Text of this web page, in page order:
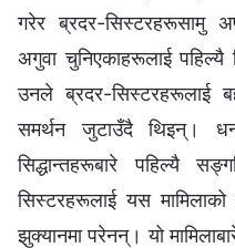
गरेर ब्रदर-सिस्टरहरूसामु
अगुवा चुनिएकाहरूलाई पहिल्यै
उनले ब्रदर-सिस्टरहरूलाई
समर्थन जुटाउँदै थिइन्।
सिद्धान्तहरूबारे पहिल्यै
सिस्टरहरूलाई यस मामिलाको
झुक्यानमा परेनन्। यो